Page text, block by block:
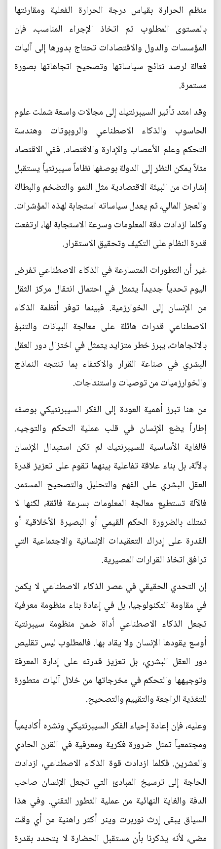
منظم الحرارة بقياس درجة الحرارة الفعلية ومقارنتها
بالمستوى المطلوب ثم اتخاذ الإجراء المناسب، فإن
المؤسسات والدول والاقتصادات تحتاج بدورها إلى آليات
فعالة لرصد نتائج سياساتها وتصحيح اتجاهاتها بصورة
مستمرة.
وقد امتد تأثير السيبرنتيك إلى مجالات واسعة شملت علوم
الحاسوب والذكاء الاصطناعي والروبوتات وهندسة
التحكم وعلم الأعصاب والإدارة والاقتصاد. ففي الاقتصاد
مثلاً يمكن النظر إلى الدولة بوصفها نظاماً سيبرنتياً يستقبل
إشارات من البيئة الاقتصادية مثل النمو والتضخم والبطالة
والعجز المالي، ثم يعدل سياساته استجابة لهذه المؤشرات.
وكلما ازدادت دقة المعلومات وسرعة الاستجابة لها، ارتفعت
قدرة النظام على التكيف وتحقيق الاستقرار.
غير أن التطورات المتسارعة في الذكاء الاصطناعي تفرض
اليوم تحدياً جديداً يتمثل في احتمال انتقال مركز الثقل
من الإنسان إلى الخوارزمية. فبينما توفر أنظمة الذكاء
الاصطناعي قدرات هائلة على معالجة البيانات والتنبؤ
بالاتجاهات، يبرز خطر متزايد يتمثل في اختزال دور العقل
البشري في صناعة القرار والاكتفاء بما تنتجه النماذج
والخوارزميات من توصيات واستنتاجات.
من هنا تبرز أهمية العودة إلى الفكر السيبرنتيكي بوصفه
إطاراً يضع الإنسان في قلب عملية التحكم والتوجيه.
فالغاية الأساسية للسيبرنتيك لم تكن استبدال الإنسان
بالآلة، بل بناء علاقة تفاعلية بينهما تقوم على تعزيز قدرة
العقل البشري على الفهم والتحليل والتصحيح المستمر.
فالآلة تستطيع معالجة المعلومات بسرعة فائقة، لكنها لا
تمتلك بالضرورة الحكم القيمي أو البصيرة الأخلاقية أو
القدرة على إدراك التعقيدات الإنسانية والاجتماعية التي
ترافق اتخاذ القرارات المصيرية.
إن التحدي الحقيقي في عصر الذكاء الاصطناعي لا يكمن
في مقاومة التكنولوجيا، بل في إعادة بناء منظومة معرفية
تجعل الذكاء الاصطناعي أداة ضمن منظومة سيبرنتية
أوسع يقودها الإنسان ولا يقاد بها. فالمطلوب ليس تقليص
دور العقل البشري، بل تعزيز قدرته على إدارة المعرفة
وتوجيهها والتحكم في مخرجاتها من خلال آليات متطورة
للتغذية الراجعة والتقييم والتصحيح.
وعليه، فإن إعادة إحياء الفكر السيبرنتيكي ونشره أكاديمياً
ومجتمعياً تمثل ضرورة فكرية ومعرفية في القرن الحادي
والعشرين. فكلما ازدادت قوة الذكاء الاصطناعي، ازدادت
الحاجة إلى ترسيخ المبادئ التي تجعل الإنسان صاحب
الدفة والغاية النهائية من عملية التطور التقني. وفي هذا
السياق يبقى إرث نوربرت وينر أكثر راهنية من أي وقت
مضى، لأنه يذكرنا بأن مستقبل الحضارة لا يتحدد بقدرة